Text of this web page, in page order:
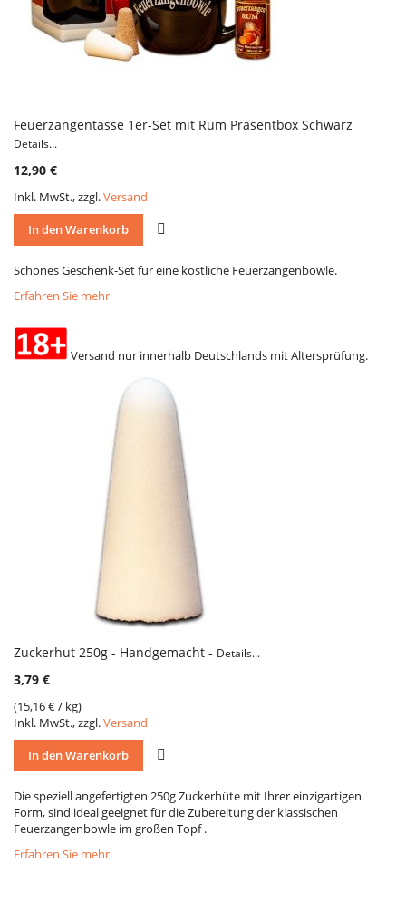
Feuerzangentasse 1er-Set mit Rum Präsentbox Schwarz
Details...
12,90 €
Inkl. MwSt., zzgl.Versand
In den Warenkorb
Schönes Geschenk-Set für eine köstliche Feuerzangenbowle.
Erfahren Sie mehr
Versand nur innerhalb Deutschlands mit Altersprüfung.
Zuckerhut 250g - Handgemacht - Details...
3,79 €
(15,16 €/ kg)
Inkl. MwSt., zzgl.Versand
In den Warenkorb
Die speziell angefertigten 250g Zuckerhüte mit Ihrer einzigartigen
Form, sind ideal geeignet für die Zubereitung der klassischen
Feuerzangenbowle im großen Topf .
Erfahren Sie mehr